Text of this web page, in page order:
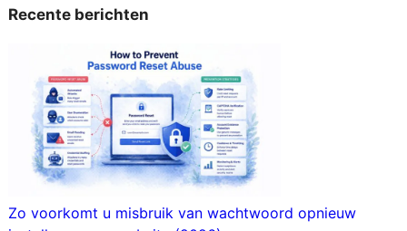
Recente berichten
Zo voorkomt u misbruik van wachtwoord opnieuw